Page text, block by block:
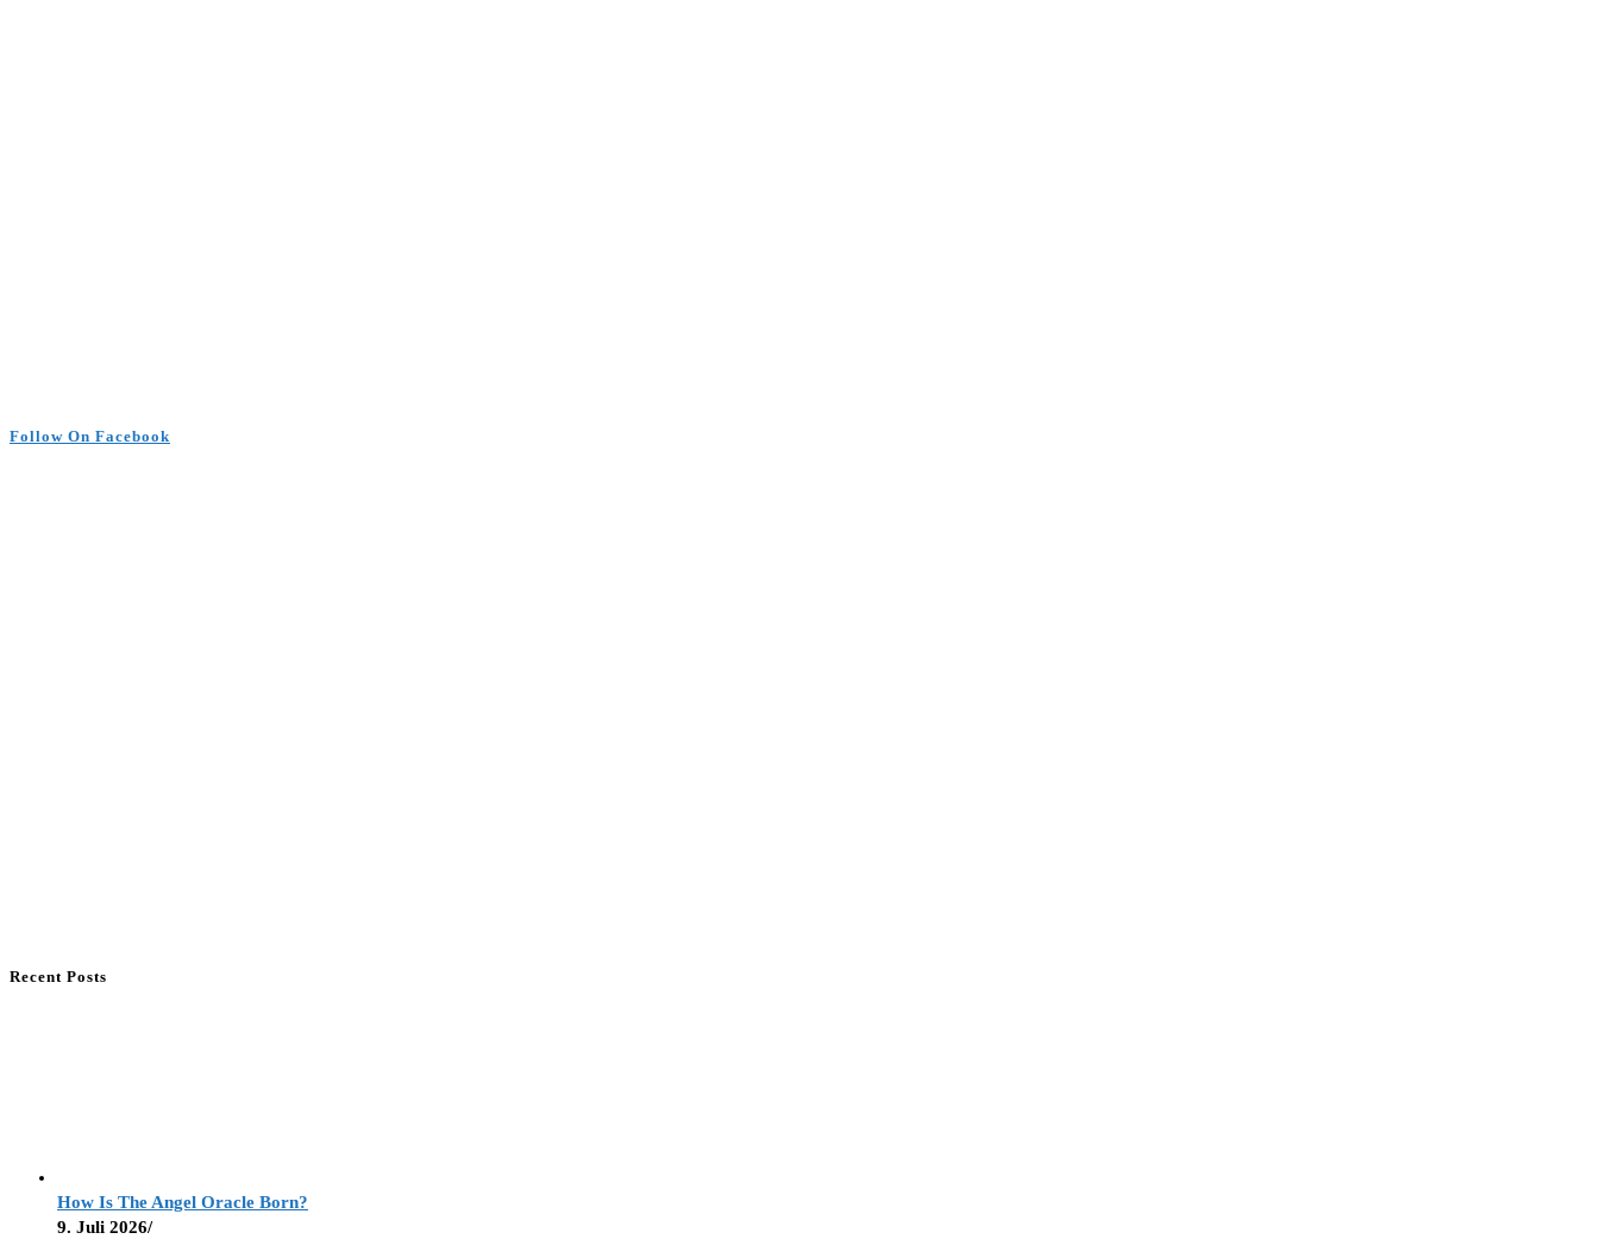
Follow On Facebook
Recent Posts
How Is The Angel Oracle Born?
9. Juli 2026/